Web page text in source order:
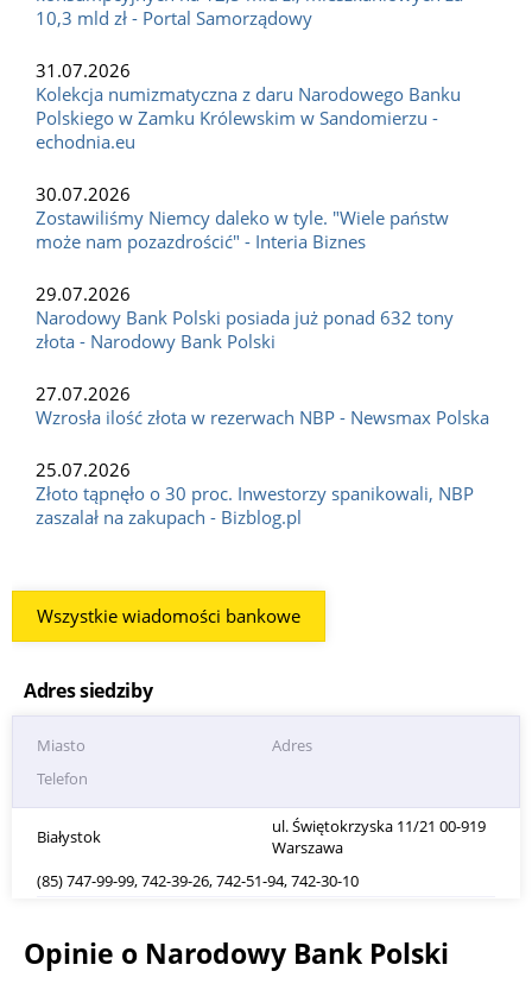
10,3 mld zł - Portal Samorządowy
31.07.2026
Kolekcja numizmatyczna z daru Narodowego Banku
Polskiego w Zamku Królewskim w Sandomierzu -
echodnia.eu
30.07.2026
Zostawiliśmy Niemcy daleko w tyle. "Wiele państw
może nam pozazdrościć" - Interia Biznes
29.07.2026
Narodowy Bank Polski posiada już ponad 632 tony
złota - Narodowy Bank Polski
27.07.2026
Wzrosła ilość złota w rezerwach NBP - Newsmax Polska
25.07.2026
Złoto tąpnęło o 30 proc. Inwestorzy spanikowali, NBP
zaszalał na zakupach - Bizblog.pl
Wszystkie wiadomości bankowe
Adres siedziby
Miasto
Adres
Telefon
Białystok
ul. Świętokrzyska 11/21 00-919
Warszawa
(85) 747-99-99, 742-39-26, 742-51-94, 742-30-10
Opinie o Narodowy Bank Polski